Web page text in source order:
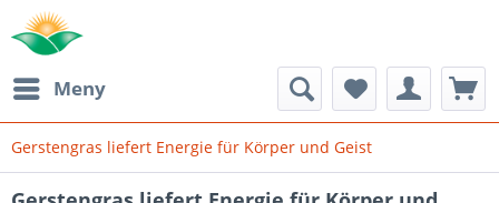
Meny
Gerstengras liefert Energie für Körper und Geist